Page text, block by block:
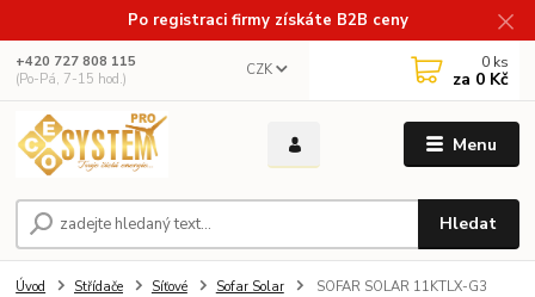
Po registraci firmy získáte B2B ceny
Menu
CZK
Hledat
+420 727 808 115
(Po-Pá, 7-15 hod.)
0 ks
za 0 Kč
Úvod Střídače Síťové Sofar Solar SOFAR SOLAR 11KTLX-G3